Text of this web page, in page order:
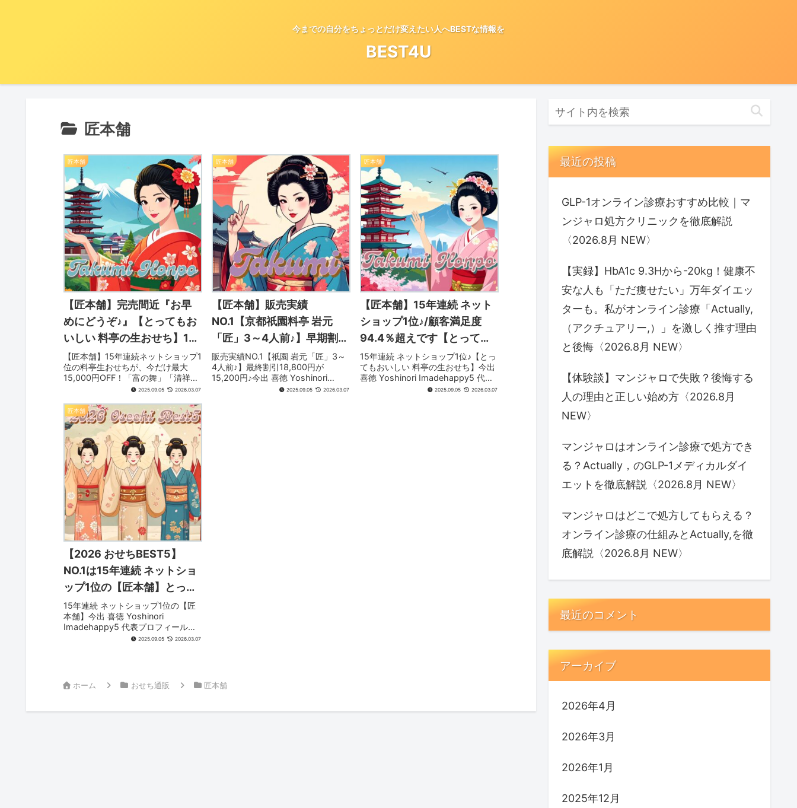
今までの自分をちょっとだけ変えたい人へBESTな情報を
BEST4U
匠本舗
匠本舗
【匠本舗】完売間近『お早
めにどうぞ♪』【とってもお
いしい 料亭の生おせち】15
年連続 ネットショップ1位
♪【最終割引き お届け希望日
指定ナシで 最大15,000円
OFF♪】 『富の舞（祇園 華
舞）4～5人前 が15,000円
OFF』『清祥（京都東山 は
り清）3～4人前 が8,000円
OFF』〈2025.12月 NEW〉
【匠本舗】15年連続ネットショップ1
位の料亭生おせちが、今だけ最大
15,000円OFF！「富の舞」「清祥」
など人気商品が最終割引＆完売間
注文できます。
2025.09.05 2026.03.07
匠本舗
【匠本舗】販売実績
NO.1【京都祇園料亭 岩元
「匠」3～4人前♪】早期割引
で12/10まで【最終割引
18,800円が15,200円♪】出
して並べるだけの とっても
販売実績NO.1【祇園 岩元「匠」3～
4人前♪】最終割引18,800円が
15,200円♪今出 喜徳 Yoshinori
Imadehappy5 代表プロフィール
2025.09.05 2026.03.07
匠本舗
【匠本舗】15年連続 ネット
ショップ1位♪/顧客満足度
94.4％超えです【とっても
おいしい 料亭の生おせち】
早期割引第3弾 最大21,200
円OFF♪12/10まで【京都祇
15年連続 ネットショップ1位♪【とっ
てもおいしい 料亭の生おせち】今出
喜徳 Yoshinori Imadehappy5 代表
プロフィール1986年 上智大学経済
2025.09.05 2026.03.07
匠本舗
【2026 おせちBEST5】
NO.1は15年連続 ネットショ
ップ1位の【匠本舗】とって
もおいしい料亭の生おせち
【12/10まで 早期割引実施中
最大21,200円OFF♪】京都祇
NEW〉
15年連続 ネットショップ1位の【匠
本舗】今出 喜徳 Yoshinori
Imadehappy5 代表プロフィール
1986年 上智大学経済学部卒業｡1986
2025.09.05 2026.03.07
ホーム おせち通販 匠本舗
最近の投稿
GLP-1オンライン診療おすすめ比較｜マ
ンジャロ処方クリニックを徹底解説
〈2026.8月 NEW〉
【実録】HbA1c 9.3Hから-20kg！健康不
安な人も「ただ痩せたい」万年ダイエッ
ターも。私がオンライン診療「Actually,
（アクチュアリー,）」を激しく推す理由
と後悔〈2026.8月 NEW〉
【体験談】マンジャロで失敗？後悔する
人の理由と正しい始め方〈2026.8月
NEW〉
マンジャロはオンライン診療で処方でき
る？Actually，のGLP-1メディカルダイ
エットを徹底解説〈2026.8月 NEW〉
マンジャロはどこで処方してもらえる？
オンライン診療の仕組みとActually,を徹
底解説〈2026.8月 NEW〉
最近のコメント
アーカイブ
2026年4月
2026年3月
2026年1月
2025年12月